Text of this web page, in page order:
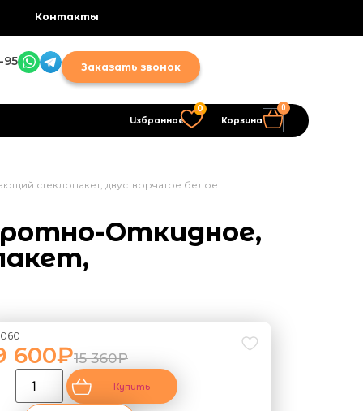
Контакты
95 Заказать звонок
Избранное
0
Корзина
0
стеклопакет, двустворчатое белое
Откидное,
15 360₽
600₽
Купить